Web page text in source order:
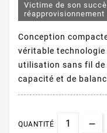
Victime de son
réapprovisionnement
Conception
véritable
utilisation sans fil
capacité et de
QUANTITÉ